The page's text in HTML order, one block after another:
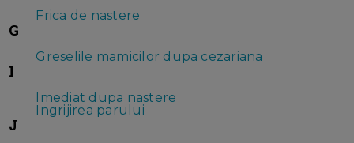
Frica de nastere
G
Greselile mamicilor dupa cezariana
I
Imediat dupa nastere
Ingrijirea parului
J